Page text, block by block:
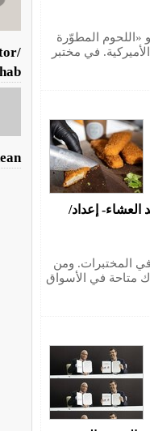
«اللحوم المطوّرة
في مختبر
العشاء- إعداد/
المختبرات. ومن
متاحة في الأسواق